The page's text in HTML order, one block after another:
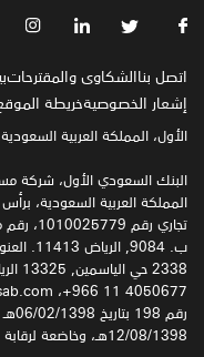
اتصل بناالشكاوى والمقترحات
إشعار الخصوصية‍خريطة
الأول، المملكة العربية
البنك السعودي الأول، شركة
المملكة العربية السعودية، برأس مال
12/08/1398هـ، وخاضعة لرقابة وإشراف البنك المركزي السعودي.